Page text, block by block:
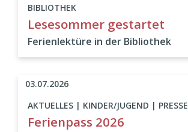
BIBLIOTHEK
Lesesommer gestartet
Ferienlektüre in der Bibliothek
AKTUELLES | KINDER/JUGEND | PRESSE
Ferienpass 2026
03.07.2026